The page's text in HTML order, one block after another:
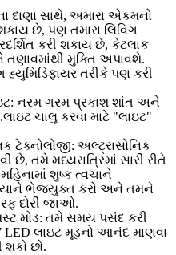
દાણા સાથે, અમારા એકમનો
છે, પણ તમારા લિવિંગ
કરી શકાય છે, કેટલાક
મુક્તિ અપાવશે.
હ્યુમિડિફાયર તરીકે પણ કરી
નરમ ગરમ પ્રકાશ શાંત અને
ચાલુ કરવા માટે "લાઇટ"
ટેક્નોલોજી: અલ્ટ્રાસોનિક
છે, તમે મધ્યરાત્રિમાં સારી રીતે
શુષ્ક ત્વચાને
ભેજયુક્ત કરો અને તમને
દોરી જાઓ.
મોડ: તમે સમય પસંદ કરી
LED લાઇટ મૂડનો આનંદ માણવા
શકો છો.